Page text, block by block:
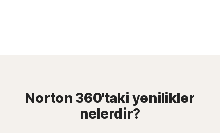
Norton 360'taki yenilikler
nelerdir?